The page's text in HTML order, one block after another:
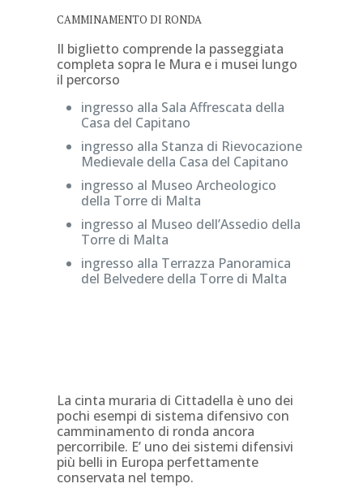
CAMMINAMENTO DI RONDA
Il biglietto comprende la passeggiata
completa sopra le Mura e i musei lungo
il percorso
ingresso alla Sala Affrescata della
Casa del Capitano
ingresso alla Stanza di Rievocazione
Medievale della Casa del Capitano
ingresso al Museo Archeologico
della Torre di Malta
ingresso al Museo dell’Assedio della
Torre di Malta
ingresso alla Terrazza Panoramica
del Belvedere della Torre di Malta
La cinta muraria di Cittadella è uno dei
pochi esempi di sistema difensivo con
camminamento di ronda ancora
percorribile. E’ uno dei sistemi difensivi
più belli in Europa perfettamente
conservata nel tempo.